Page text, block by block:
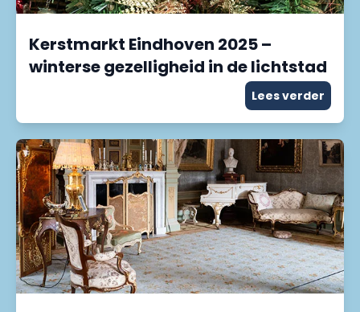
Kerstmarkt Eindhoven 2025 –
winterse gezelligheid in de lichtstad
Lees verder